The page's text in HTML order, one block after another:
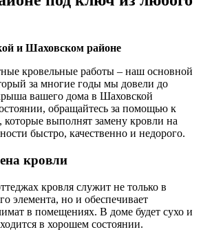
и Шаховском районе
кровельные работы – наш основной
за многие годы мы довели до
вашего дома в Шаховской
обращайтесь за помощью к
выполнят замену кровли на
быстро, качественно и недорого.
кровли
кровля служит не только в
элемента, но и обеспечивает
в помещениях. В доме будет сухо и
в хорошем состоянии.